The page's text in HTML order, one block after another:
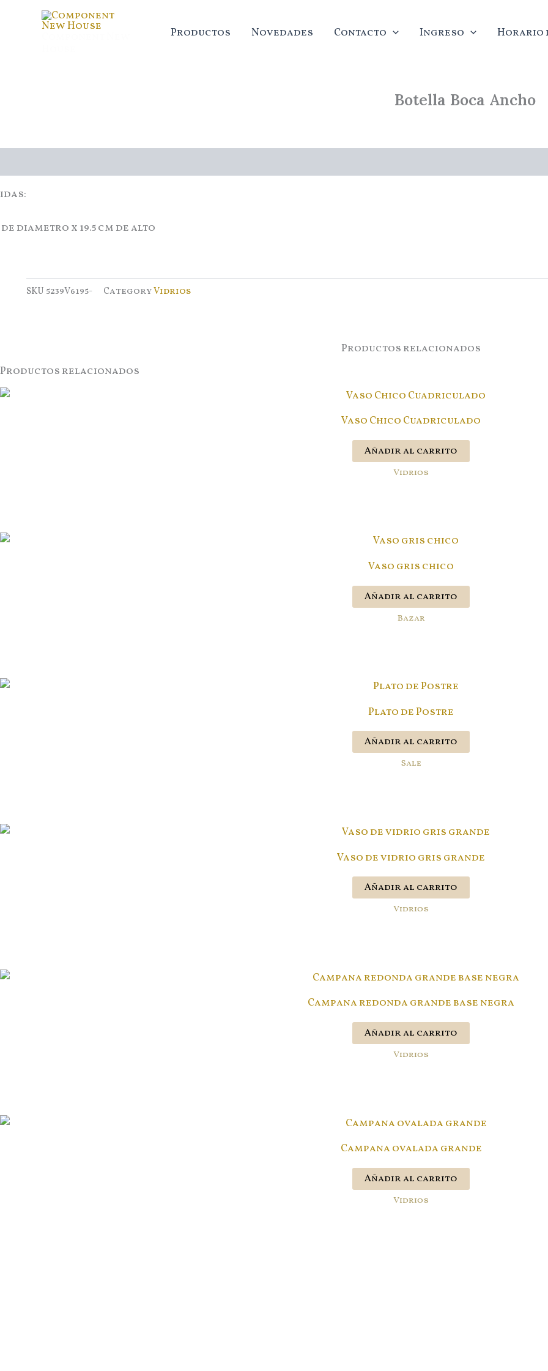
Productos Novedades Contacto Ingreso Horario
Botella Boca Ancho
de diametro x 19.5 cm de alto
SKU 5239V6195- CategoryVidrios
Productos relacionados
Productos relacionados
Vaso Chico Cuadriculado
Añadir al carrito
Vidrios
Vaso gris chico
Añadir al carrito
Bazar
Plato de Postre
Añadir al carrito
Sale
Vaso de vidrio gris grande
Añadir al carrito
Vidrios
Campana redonda grande base negra
Añadir al carrito
Vidrios
Campana ovalada grande
Añadir al carrito
Vidrios